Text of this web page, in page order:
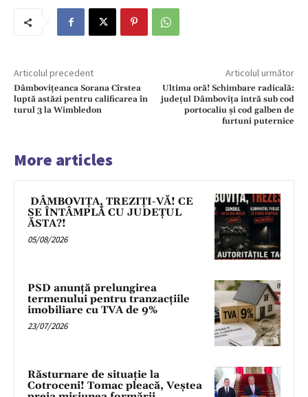
Articolul precedent
Dâmbovițeanca Sorana Cîrstea
luptă astăzi pentru calificarea în
turul 3 la Wimbledon
Articolul următor
Ultima oră! Schimbare radicală:
județul Dâmbovița intră sub cod
portocaliu și cod galben de
furtuni puternice
More articles
DÂMBOVIȚA, TREZIȚI-VĂ! CE
SE ÎNTÂMPLĂ CU JUDEȚUL
ĂSTA?!
05/08/2026
PSD anunță prelungirea
termenului pentru tranzacțiile
imobiliare cu TVA de 9%
23/07/2026
Răsturnare de situație la
Cotroceni! Tomac pleacă, Veștea